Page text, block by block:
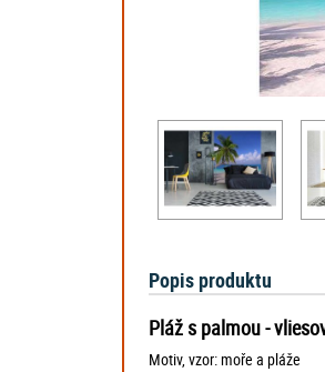
Popis produktu
Pláž s palmou -
Motiv, vzor: moře a pláže